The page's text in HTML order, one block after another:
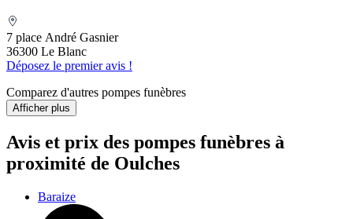
7 place André Gasnier
36300 Le Blanc
Déposez le premier avis !
Comparez d'autres pompes funèbres
Afficher plus
Avis et prix des pompes funèbres à
proximité de Oulches
Baraize